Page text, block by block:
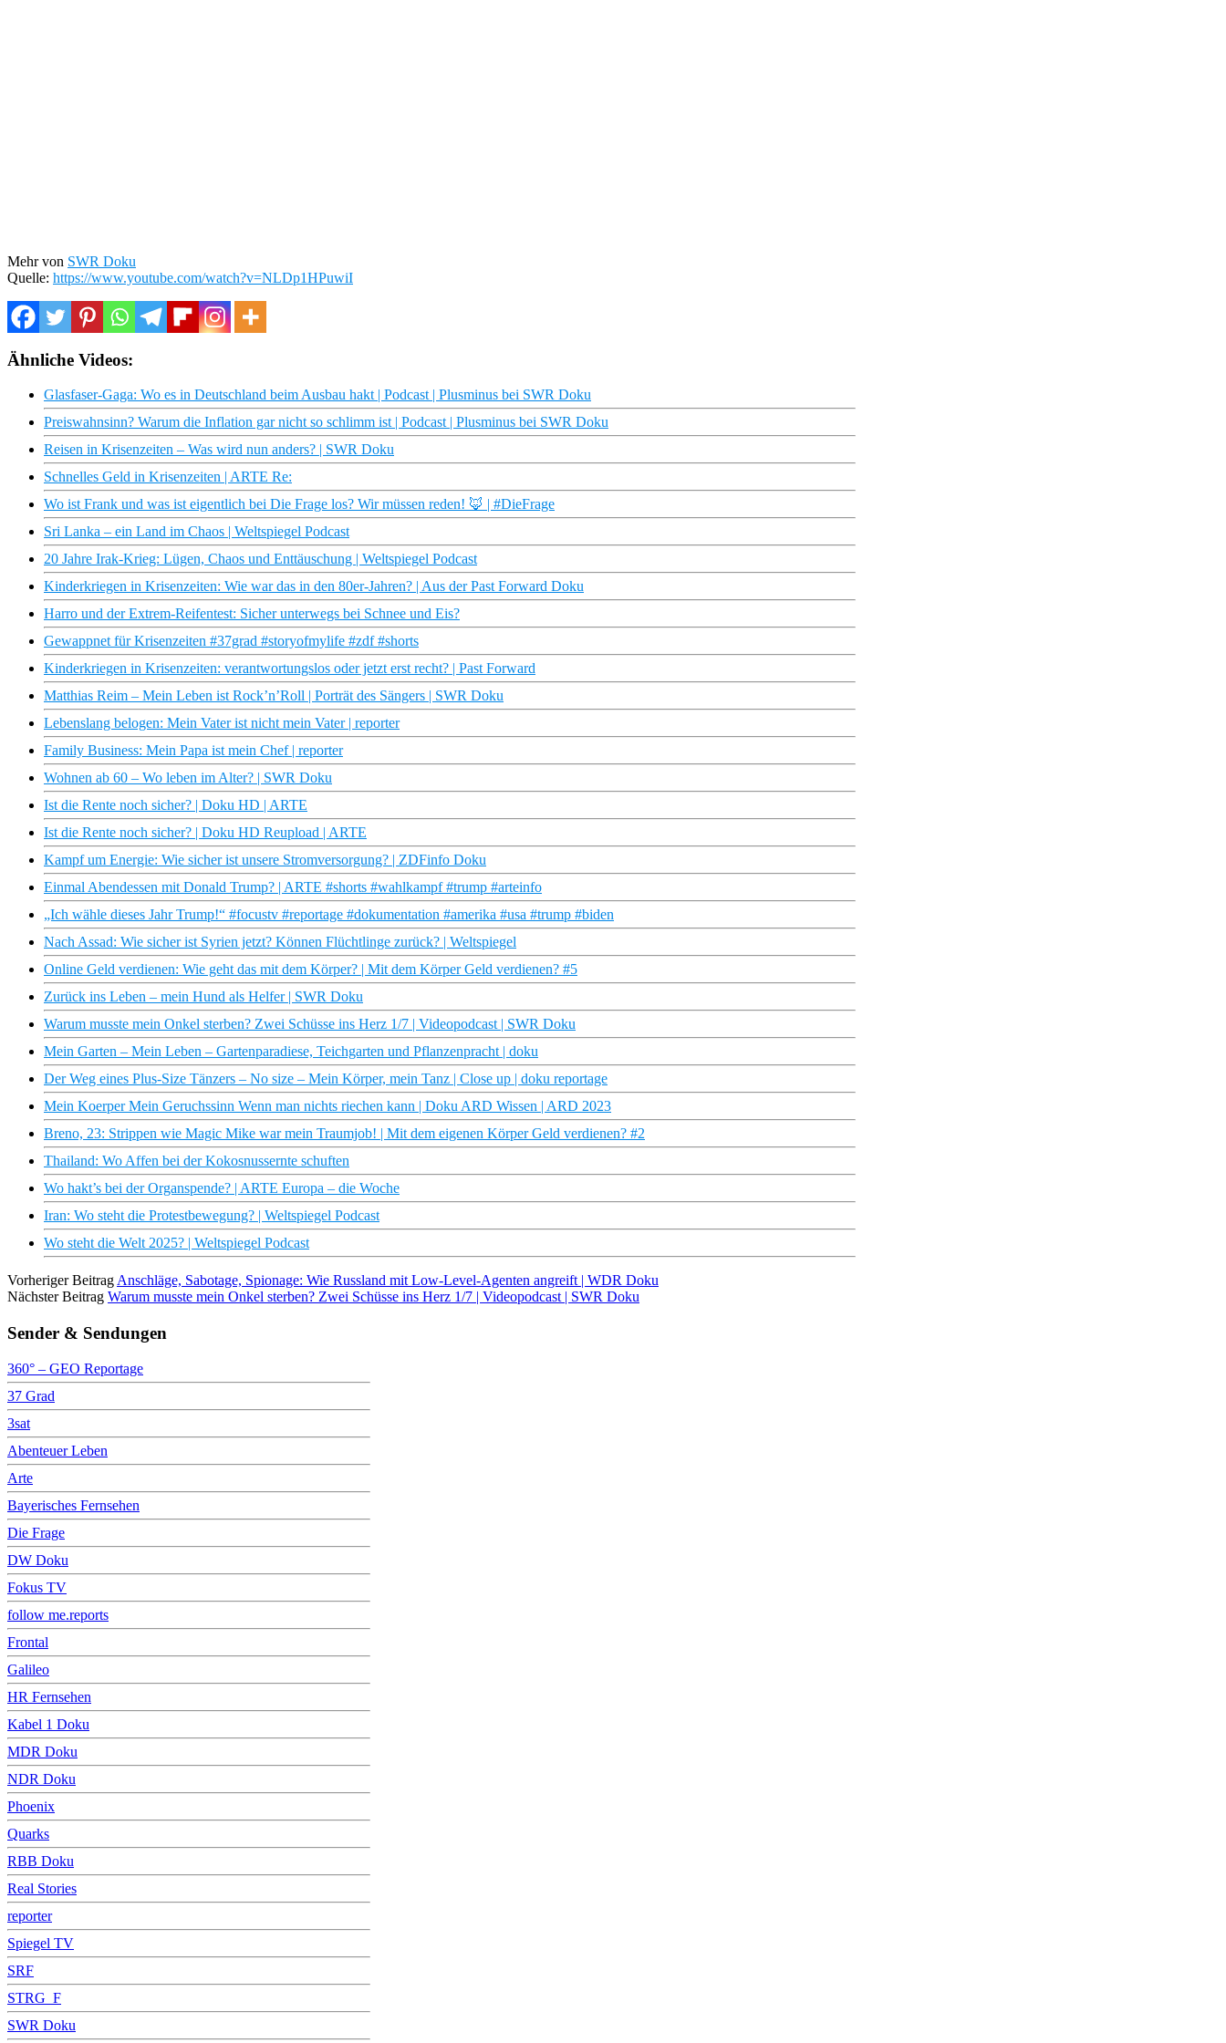
Mehr von SWR Doku
Quelle: https://www.youtube.com/watch?v=NLDp1HPuwiI
Ähnliche Videos:
Glasfaser-Gaga: Wo es in Deutschland beim Ausbau hakt | Podcast | Plusminus bei SWR Doku
Preiswahnsinn? Warum die Inflation gar nicht so schlimm ist | Podcast | Plusminus bei SWR Doku
Reisen in Krisenzeiten – Was wird nun anders? | SWR Doku
Schnelles Geld in Krisenzeiten | ARTE Re:
Wo ist Frank und was ist eigentlich bei Die Frage los? Wir müssen reden! 🦊 | #DieFrage
Sri Lanka – ein Land im Chaos | Weltspiegel Podcast
20 Jahre Irak-Krieg: Lügen, Chaos und Enttäuschung | Weltspiegel Podcast
Kinderkriegen in Krisenzeiten: Wie war das in den 80er-Jahren? | Aus der Past Forward Doku
Harro und der Extrem-Reifentest: Sicher unterwegs bei Schnee und Eis?
Gewappnet für Krisenzeiten #37grad #storyofmylife #zdf #shorts
Kinderkriegen in Krisenzeiten: verantwortungslos oder jetzt erst recht? | Past Forward
Matthias Reim – Mein Leben ist Rock’n’Roll | Porträt des Sängers | SWR Doku
Lebenslang belogen: Mein Vater ist nicht mein Vater | reporter
Family Business: Mein Papa ist mein Chef | reporter
Wohnen ab 60 – Wo leben im Alter? | SWR Doku
Ist die Rente noch sicher? | Doku HD | ARTE
Ist die Rente noch sicher? | Doku HD Reupload | ARTE
Kampf um Energie: Wie sicher ist unsere Stromversorgung? | ZDFinfo Doku
Einmal Abendessen mit Donald Trump? | ARTE #shorts #wahlkampf #trump #arteinfo
„Ich wähle dieses Jahr Trump!“ #focustv #reportage #dokumentation #amerika #usa #trump #biden
Nach Assad: Wie sicher ist Syrien jetzt? Können Flüchtlinge zurück? | Weltspiegel
Online Geld verdienen: Wie geht das mit dem Körper? | Mit dem Körper Geld verdienen? #5
Zurück ins Leben – mein Hund als Helfer | SWR Doku
Warum musste mein Onkel sterben? Zwei Schüsse ins Herz 1/7 | Videopodcast | SWR Doku
Mein Garten – Mein Leben – Gartenparadiese, Teichgarten und Pflanzenpracht | doku
Der Weg eines Plus-Size Tänzers – No size – Mein Körper, mein Tanz | Close up | doku reportage
Mein Koerper Mein Geruchssinn Wenn man nichts riechen kann | Doku ARD Wissen | ARD 2023
Breno, 23: Strippen wie Magic Mike war mein Traumjob! | Mit dem eigenen Körper Geld verdienen? #2
Thailand: Wo Affen bei der Kokosnussernte schuften
Wo hakt’s bei der Organspende? | ARTE Europa – die Woche
Iran: Wo steht die Protestbewegung? | Weltspiegel Podcast
Wo steht die Welt 2025? | Weltspiegel Podcast
Vorheriger Beitrag Anschläge, Sabotage, Spionage: Wie Russland mit Low-Level-Agenten angreift | WDR Doku
Nächster Beitrag Warum musste mein Onkel sterben? Zwei Schüsse ins Herz 1/7 | Videopodcast | SWR Doku
Sender & Sendungen
360° – GEO Reportage
37 Grad
3sat
Abenteuer Leben
Arte
Bayerisches Fernsehen
Die Frage
DW Doku
Fokus TV
follow me.reports
Frontal
Galileo
HR Fernsehen
Kabel 1 Doku
MDR Doku
NDR Doku
Phoenix
Quarks
RBB Doku
Real Stories
reporter
Spiegel TV
SRF
STRG_F
SWR Doku